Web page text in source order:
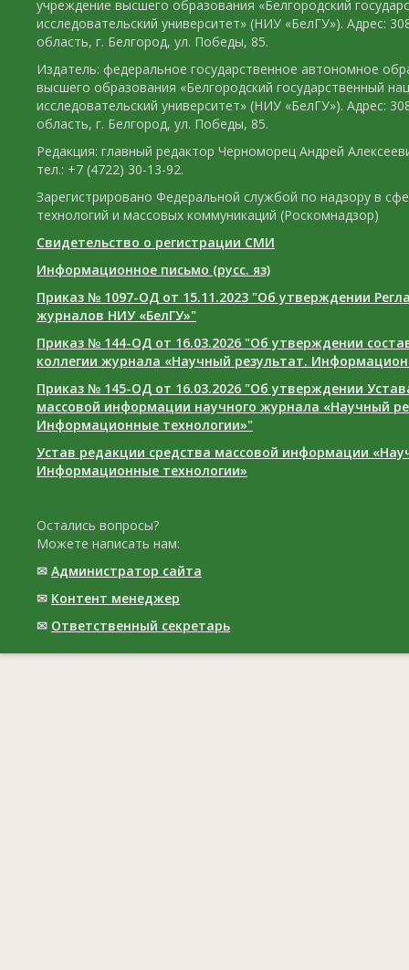
учреждение высшего образования «Белгородский
исследовательский университет» (НИУ «БелГУ»). Адрес:
область, г. Белгород, ул. Победы, 85.
Издатель: федеральное государственное автономное
высшего образования «Белгородский государственный
исследовательский университет» (НИУ «БелГУ»). Адрес:
область, г. Белгород, ул. Победы, 85.
Редакция: главный редактор Черноморец Андрей
тел.: +7 (4722) 30-13-92.
Зарегистрировано Федеральной службой по надзору в
технологий и массовых коммуникаций (Роскомнадзор)
Свидетельство о регистрации СМИ
Информационное письмо (русс. яз)
Приказ № 1097-ОД от 15.11.2023 "Об утверждении
журналов НИУ «БелГУ»"
Приказ № 144-ОД от 16.03.2026 "Об утверждении
коллегии журнала «Научный результат.
Приказ № 145-ОД от 16.03.2026 "Об утверждении
массовой информации научного журнала «Научный
Информационные технологии»"
Устав редакции средства массовой информации
Информационные технологии»
Остались вопросы?
Можете написать нам:
✉ Администратор сайта
✉ Контент менеджер
✉ Ответственный cекретарь